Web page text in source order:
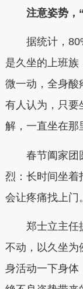
注意姿势，
据统计，80%
是久坐的上班族
微一动，全身酸
有人认为，只要
解，一直坐在那
春节阖家团圆
烈：长时间坐着
会让疼痛找上门。
郑士立主任提
不动，以久坐为
身活动一下身体